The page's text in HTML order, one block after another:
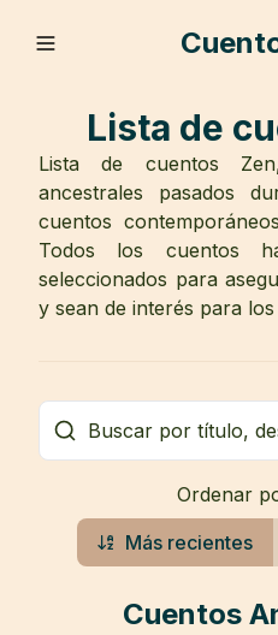
Lista de
Lista de cuentos
ancestrales pasados
cuentos
Todos los cuentos
seleccionados para
y sean de interés para
Ordenar
Más recientes
Cuentos